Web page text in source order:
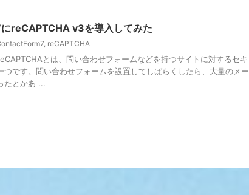
reCAPTCHA v3を導入してみた
, reCAPTCHA
とは、問い合わせフォームなどを持つサイトに対するセキ
つです。問い合わせフォームを設置してしばらくしたら、大量のメー
たとかあ ...